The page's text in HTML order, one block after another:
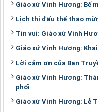
Giáo xứ Vinh Hương: Bế
Lịch thi đấu thể thao
Tin vui: Giáo xứ Vinh
Giáo xứ Vinh Hương:
Lời cảm ơn của Ban
Giáo xứ Vinh Hương:
phối
Giáo xứ Vinh Hương: Lễ